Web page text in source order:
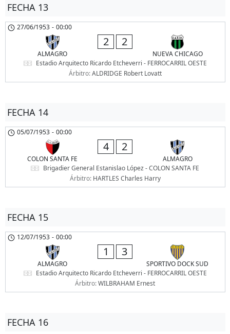
FECHA 13
27/06/1953 - 00:00
ALMAGRO
2 2
NUEVA CHICAGO
Estadio Arquitecto Ricardo Etcheverri - FERROCARRIL OESTE
Árbitro:ALDRIDGE Robert Lovatt
FECHA 14
05/07/1953 - 00:00
COLON SANTA FE
4 2
ALMAGRO
Brigadier General Estanislao López - COLON SANTA FE
Árbitro: HARTLES Charles Harry
FECHA 15
12/07/1953 - 00:00
ALMAGRO
1 3
SPORTIVO DOCK SUD
Estadio Arquitecto Ricardo Etcheverri - FERROCARRIL OESTE
Árbitro:WILBRAHAM Ernest
FECHA 16